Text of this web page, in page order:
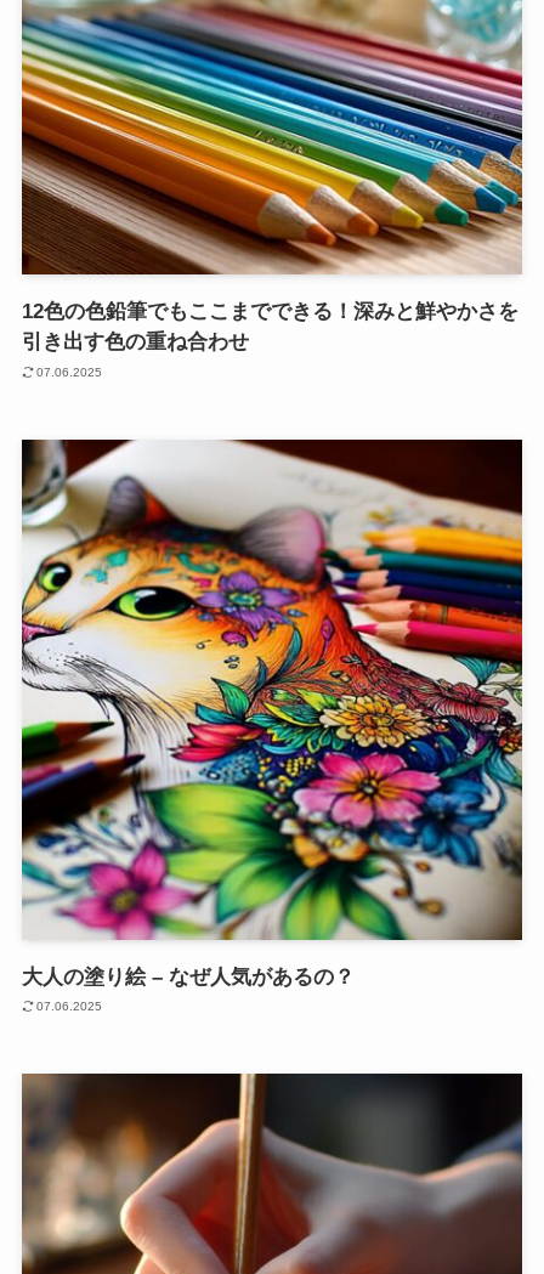
12色の色鉛筆でもここまでできる！深みと鮮やかさを
引き出す色の重ね合わせ
07.06.2025
大人の塗り絵 – なぜ人気があるの？
07.06.2025